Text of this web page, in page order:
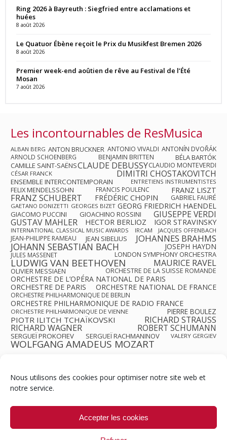
Nous utilisons des cookies pour optimiser notre site web et
notre service.
Accepter les cookies
Ring 2026 à Bayreuth : Siegfried entre acclamations et
huées
8 août 2026
Le Quatuor Ébène reçoit le Prix du Musikfest Bremen 2026
8 août 2026
Premier week-end aoûtien de rêve au Festival de l’Été
Mosan
7 août 2026
Les incontournables de ResMusica
ALBAN BERG ANTON BRUCKNER ANTONIO VIVALDI ANTONÍN DVOŘÁK
ARNOLD SCHOENBERG
BENJAMIN BRITTEN
BÉLA BARTÓK
CAMILLE SAINT-SAËNSCLAUDE DEBUSSYCLAUDIO MONTEVERDI
CÉSAR FRANCK DIMITRI CHOSTAKOVITCH
ENSEMBLE INTERCONTEMPORAIN ENTRETIENS INSTRUMENTISTES
FELIX MENDELSSOHN FRANCIS POULENC FRANZ LISZT
FRANZ SCHUBERT FRÉDÉRIC CHOPIN GABRIEL FAURÉ
GAETANO DONIZETTI GEORGES BIZET GEORG FRIEDRICH HAENDEL
GIACOMO PUCCINI GIOACHINO ROSSINI GIUSEPPE VERDI
GUSTAV MAHLER HECTOR BERLIOZ IGOR STRAVINSKY
INTERNATIONAL CLASSICAL MUSIC AWARDS IRCAM JACQUES OFFENBACH
JEAN-PHILIPPE RAMEAU JEAN SIBELIUS JOHANNES BRAHMS
JOHANN SEBASTIAN BACH JOSEPH HAYDN
JULES MASSENET LONDON SYMPHONY ORCHESTRA
LUDWIG VAN BEETHOVEN MAURICE RAVEL
OLIVIER MESSIAEN ORCHESTRE DE LA SUISSE ROMANDE
ORCHESTRE DE L’OPÉRA NATIONAL DE PARIS
ORCHESTRE DE PARIS
ORCHESTRE NATIONAL DE FRANCE
ORCHESTRE PHILHARMONIQUE DE BERLIN
ORCHESTRE PHILHARMONIQUE DE RADIO FRANCE
ORCHESTRE PHILHARMONIQUE DE VIENNE PIERRE BOULEZ
PIOTR ILITCH TCHAÏKOVSKI RICHARD STRAUSS
RICHARD WAGNER ROBERT SCHUMANN
SERGUEÏ PROKOFIEV SERGUEÏ RACHMANINOV VALERY GERGIEV
WOLFGANG AMADEUS MOZART